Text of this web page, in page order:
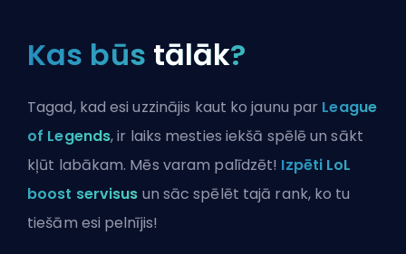
Kas būs tālāk?
Tagad, kad esi uzzinājis kaut ko jaunu par League
of Legends, ir laiks mesties iekšā spēlē un sākt
kļūt labākam. Mēs varam palīdzēt! Izpēti LoL
boost servisus un sāc spēlēt tajā rank, ko tu
tiešām esi pelnījis!